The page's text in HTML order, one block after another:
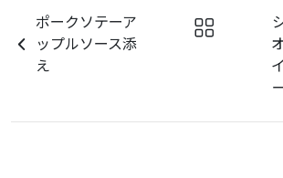
ポークソテーア
ップルソース添
え